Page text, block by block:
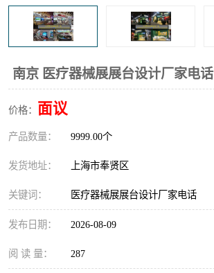
南京 医疗器械展展台设计厂家电话
价格： 面议
产品数量： 9999.00个
发货地址： 上海市奉贤区
关键词： 医疗器械展展台设计厂家电话
发布日期： 2026-08-09
阅 读 量： 287